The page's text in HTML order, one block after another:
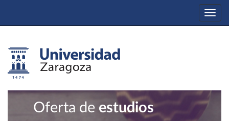
Oferta de estudios